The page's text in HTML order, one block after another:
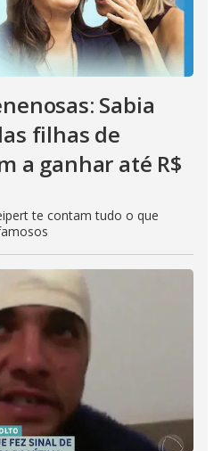
Sabia
filhas de
a ganhar até R$
te contam tudo o que